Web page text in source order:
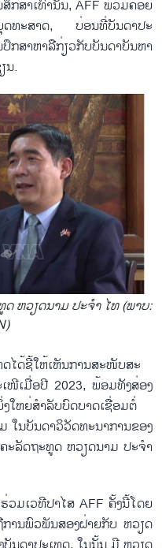
ກ​ສາ​ເທົ່າ​ນັ້ນ, AFF ພວມ​ຄ່ອຍ
ຍຸດ​ທະ​ສາດ, ບ່ອນ​ທີ່​ບັນ​ດາ​ປະ​
ສາ​ຫາ​ລື​ກ່​ຽວ​ກັບ​ບັນ​ດາ​ບັນ​ຫາ​
ນ.
ຫວຽດ​ນາມ ປະ​ຈຳ ໄທ (ພາບ:
ໄດ້​ຊີ້​ໃຫ​້​ເຫັນ​ການ​ສະ​ໜັບ​ສະ​
ໜີ​ເມື່ອ​ປີ 2023, ພ້ອມ​ທັງ​ສ່ອງ​
ໃຫຍ່​ສຳ​ລັບ​ບົດ​ບາດ​ເຊື່ອມ​ຕໍ່
ໃນ​ບັນ​ດາ​ວິ​ວັດ​ທະ​ນາ​ການ​ຂອງ​
ະ​ລັດ​ຖະ​ທູດ​ ຫວຽດ​ນາມ ປະ​ຈຳ
ວມ​ເວ​ທີ​ປາ​ໄສ AFF ຄັ້ງ​ນີ້​ໂດຍ​
ານ​ພົວ​ພັນ​ສອງ​ຝ່າຍ​ກັບ ຫວຽດ​